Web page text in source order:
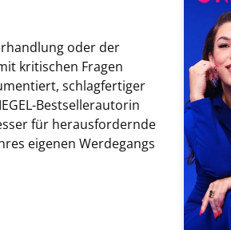
oder der
kritischen Fragen
schlagfertiger
Bestsellerautorin
für herausfordernde
eigenen Werdegangs